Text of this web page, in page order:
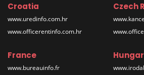
Croatia
www.uredinfo.com.hr
www.officerentinfo.com.hr
Czech
France
www.bureauinfo.fr